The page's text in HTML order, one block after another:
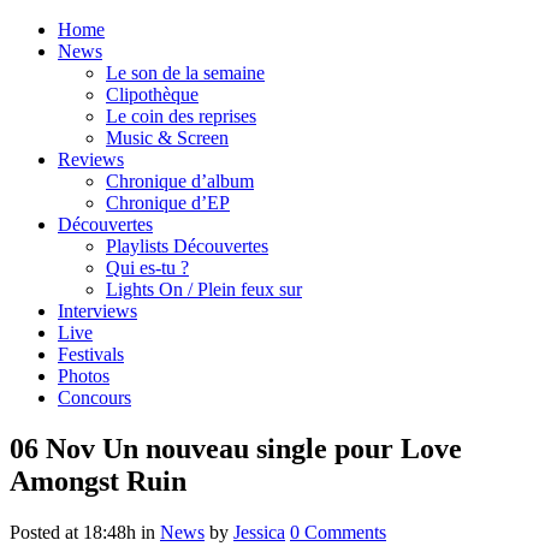
Home
News
Le son de la semaine
Clipothèque
Le coin des reprises
Music & Screen
Reviews
Chronique d’album
Chronique d’EP
Découvertes
Playlists Découvertes
Qui es-tu ?
Lights On / Plein feux sur
Interviews
Live
Festivals
Photos
Concours
06 Nov Un nouveau single pour Love
Amongst Ruin
Posted at 18:48h in News by Jessica 0 Comments